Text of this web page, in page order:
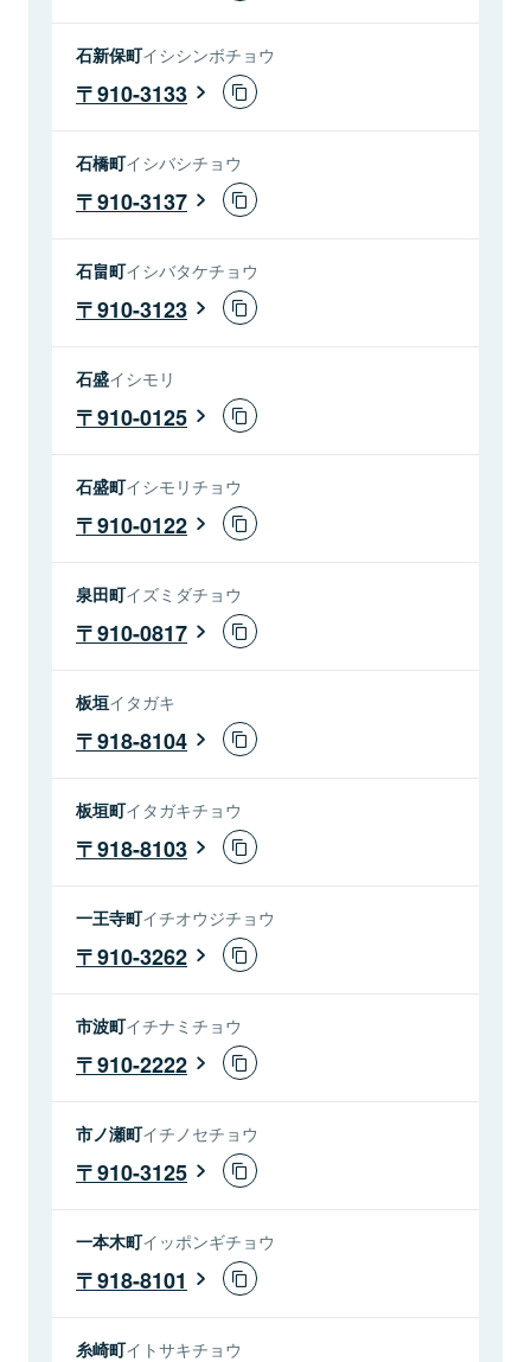
石新保町イシシンボチョウ
910-3133
石橋町イシバシチョウ
910-3137
石畠町イシバタケチョウ
910-3123
石盛イシモリ
910-0125
石盛町イシモリチョウ
910-0122
泉田町イズミダチョウ
910-0817
板垣イタガキ
918-8104
板垣町イタガキチョウ
918-8103
一王寺町イチオウジチョウ
910-3262
市波町イチナミチョウ
910-2222
市ノ瀬町イチノセチョウ
910-3125
一本木町イッポンギチョウ
918-8101
糸崎町イトサキチョウ